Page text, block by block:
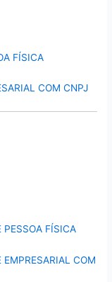
FÍSICA
COM CNPJ
PESSOA FÍSICA
COM